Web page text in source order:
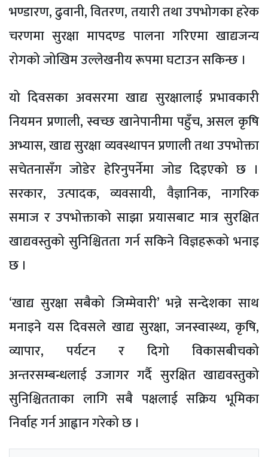
भण्डारण, ढुवानी, वितरण, तयारी तथा उपभोगका हरेक
चरणमा सुरक्षा मापदण्ड पालना गरिएमा खाद्यजन्य
रोगको जोखिम उल्लेखनीय रूपमा घटाउन सकिन्छ ।
यो दिवसका अवसरमा खाद्य सुरक्षालाई प्रभावकारी
नियमन प्रणाली, स्वच्छ खानेपानीमा पहुँच, असल कृषि
अभ्यास, खाद्य सुरक्षा व्यवस्थापन प्रणाली तथा उपभोक्ता
सचेतनासँग जोडेर हेरिनुपर्नेमा जोड दिइएको छ ।
सरकार, उत्पादक, व्यवसायी, वैज्ञानिक, नागरिक
समाज र उपभोक्ताको साझा प्रयासबाट मात्र सुरक्षित
खाद्यवस्तुको सुनिश्चितता गर्न सकिने विज्ञहरूको भनाइ
छ ।
‘खाद्य सुरक्षा सबैको जिम्मेवारी’ भन्ने सन्देशका साथ
मनाइने यस दिवसले खाद्य सुरक्षा, जनस्वास्थ्य, कृषि,
व्यापार, पर्यटन र दिगो विकासबीचको
अन्तरसम्बन्धलाई उजागर गर्दै सुरक्षित खाद्यवस्तुको
सुनिश्चितताका लागि सबै पक्षलाई सक्रिय भूमिका
निर्वाह गर्न आह्वान गरेको छ ।